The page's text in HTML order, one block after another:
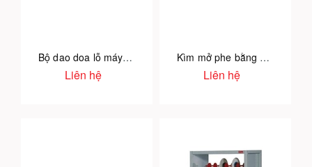
Bộ dao doa lỗ máy phay CNC
Liên hệ
Kìm mở phe bằng khí nén
Liên hệ